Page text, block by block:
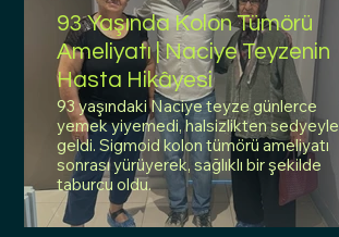
93 Yaşında Kolon Tümörü
Ameliyatı | Naciye Teyzenin
Hasta Hikâyesi
93 yaşındaki Naciye teyze günlerce
yemek yiyemedi, halsizlikten sedyeyle
geldi. Sigmoid kolon tümörü ameliyatı
sonrası yürüyerek, sağlıklı bir şekilde
taburcu oldu.